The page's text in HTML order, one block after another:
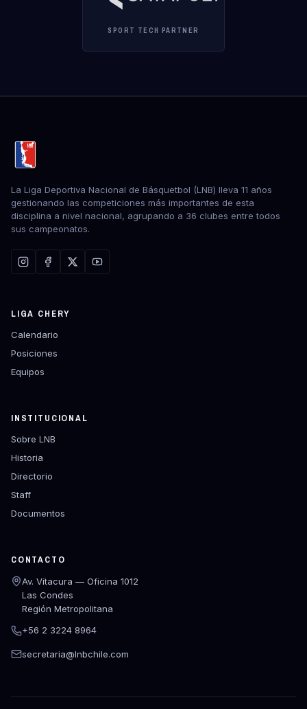
SPORT TECH PARTNER
La Liga Deportiva Nacional de Básquetbol (LNB) lleva 11 años
gestionando las competiciones más importantes de esta
disciplina a nivel nacional, agrupando a 36 clubes entre todos
sus campeonatos.
LIGA CHERY
Calendario
Posiciones
Equipos
INSTITUCIONAL
Sobre LNB
Historia
Directorio
Staff
Documentos
CONTACTO
Av. Vitacura — Oficina 1012
Las Condes
Región Metropolitana
+56 2 3224 8964
secretaria@lnbchile.com